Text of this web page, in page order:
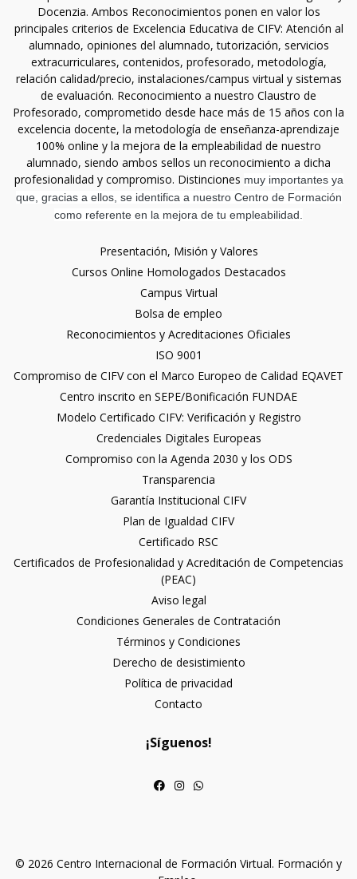
Docenzia. Ambos Reconocimientos ponen en valor los
principales criterios de Excelencia Educativa de CIFV: Atención al
alumnado, opiniones del alumnado, tutorización, servicios
extracurriculares, contenidos, profesorado, metodología,
relación calidad/precio, instalaciones/campus virtual y sistemas
de evaluación. Reconocimiento a nuestro Claustro de
Profesorado, comprometido desde hace más de 15 años con la
excelencia docente, la metodología de enseñanza-aprendizaje
100% online y la mejora de la empleabilidad de nuestro
alumnado, siendo ambos sellos un reconocimiento a dicha
profesionalidad y compromiso. Distinciones muy importantes ya
que, gracias a ellos, se identifica a nuestro Centro de Formación
como referente en la mejora de tu empleabilidad.
Presentación, Misión y Valores
Cursos Online Homologados Destacados
Campus Virtual
Bolsa de empleo
Reconocimientos y Acreditaciones Oficiales
ISO 9001
Compromiso de CIFV con el Marco Europeo de Calidad EQAVET
Centro inscrito en SEPE/Bonificación FUNDAE
Modelo Certificado CIFV: Verificación y Registro
Credenciales Digitales Europeas
Compromiso con la Agenda 2030 y los ODS
Transparencia
Garantía Institucional CIFV
Plan de Igualdad CIFV
Certificado RSC
Certificados de Profesionalidad y Acreditación de Competencias
(PEAC)
Aviso legal
Condiciones Generales de Contratación
Términos y Condiciones
Derecho de desistimiento
Política de privacidad
Contacto
¡Síguenos!
© 2026 Centro Internacional de Formación Virtual. Formación y